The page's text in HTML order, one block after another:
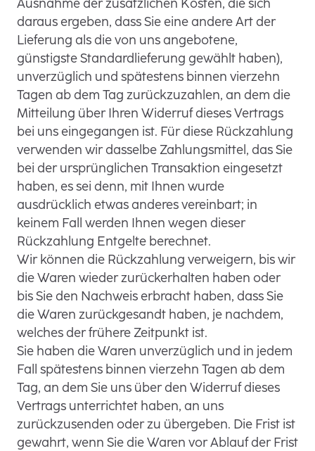
Ausnahme der zusätzlichen Kosten, die sich
daraus ergeben, dass Sie eine andere Art der
Lieferung als die von uns angebotene,
günstigste Standardlieferung gewählt haben),
unverzüglich und spätestens binnen vierzehn
Tagen ab dem Tag zurückzuzahlen, an dem die
Mitteilung über Ihren Widerruf dieses Vertrags
bei uns eingegangen ist. Für diese Rückzahlung
verwenden wir dasselbe Zahlungsmittel, das Sie
bei der ursprünglichen Transaktion eingesetzt
haben, es sei denn, mit Ihnen wurde
ausdrücklich etwas anderes vereinbart; in
keinem Fall werden Ihnen wegen dieser
Rückzahlung Entgelte berechnet.
Wir können die Rückzahlung verweigern, bis wir
die Waren wieder zurückerhalten haben oder
bis Sie den Nachweis erbracht haben, dass Sie
die Waren zurückgesandt haben, je nachdem,
welches der frühere Zeitpunkt ist.
Sie haben die Waren unverzüglich und in jedem
Fall spätestens binnen vierzehn Tagen ab dem
Tag, an dem Sie uns über den Widerruf dieses
Vertrags unterrichtet haben, an uns
zurückzusenden oder zu übergeben. Die Frist ist
gewahrt, wenn Sie die Waren vor Ablauf der Frist